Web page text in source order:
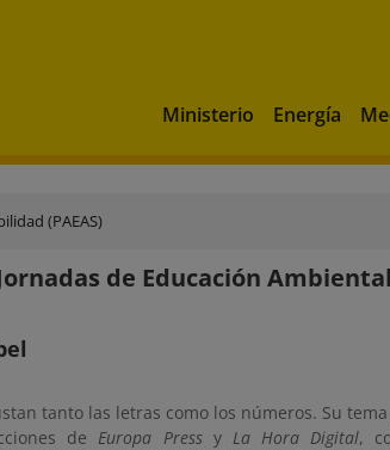
Ministerio Energía
(PAEAS)
de Educación Ambiental
tanto las letras como los números. Su
de Europa Pressy La Hora Digital,